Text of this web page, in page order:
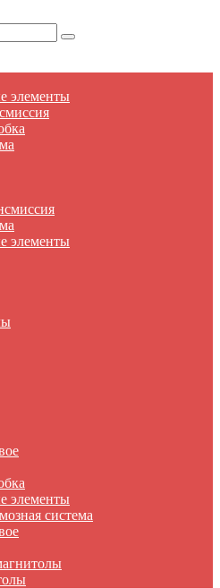
элементы
элементы
элементы
система